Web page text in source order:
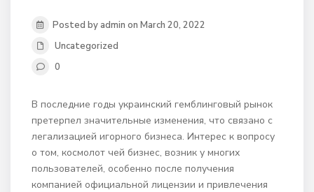
Posted by admin on March 20, 2022
Uncategorized
0
В последние годы украинский гемблинговый рынок
претерпел значительные изменения, что связано с
легализацией игорного бизнеса. Интерес к вопросу
о том, космолот чей бизнес, возник у многих
пользователей, особенно после получения
компанией официальной лицензии и привлечения